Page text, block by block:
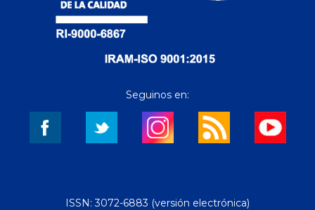
Seguinos en:
ISSN: 3072-6883 (versión electrónica)